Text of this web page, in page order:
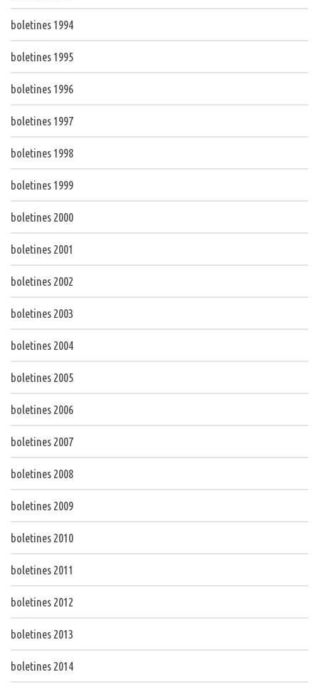
boletines 1994
boletines 1995
boletines 1996
boletines 1997
boletines 1998
boletines 1999
boletines 2000
boletines 2001
boletines 2002
boletines 2003
boletines 2004
boletines 2005
boletines 2006
boletines 2007
boletines 2008
boletines 2009
boletines 2010
boletines 2011
boletines 2012
boletines 2013
boletines 2014